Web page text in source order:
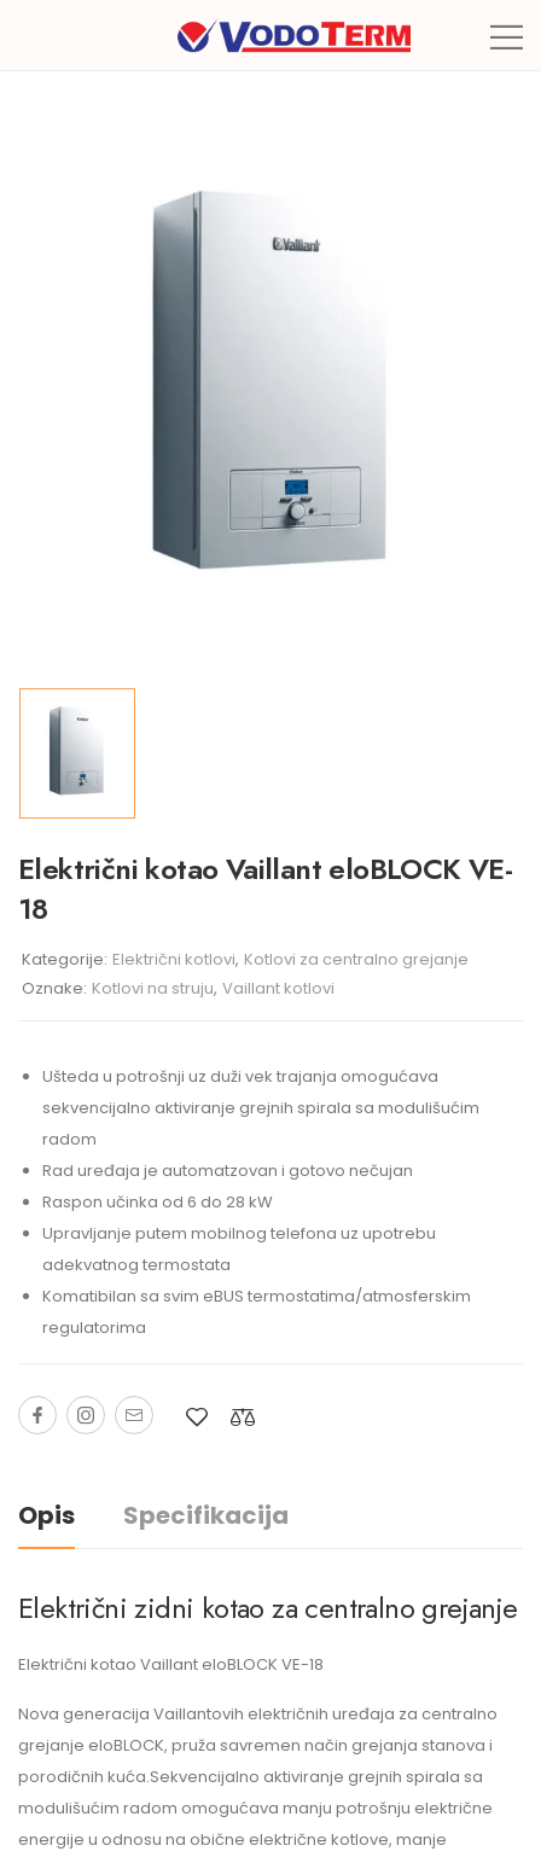
Električni kotao Vaillant eloBLOCK VE-
18
Kategorije: Električni kotlovi, Kotlovi za centralno grejanje
Oznake: Kotlovi na struju, Vaillant kotlovi
Ušteda u potrošnji uz duži vek trajanja omogućava
sekvencijalno aktiviranje grejnih spirala sa modulišućim
radom
Rad uređaja je automatzovan i gotovo nečujan
Raspon učinka od 6 do 28 kW
Upravljanje putem mobilnog telefona uz upotrebu
adekvatnog termostata
Komatibilan sa svim eBUS termostatima/atmosferskim
regulatorima
Opis Specifikacija
Električni zidni kotao za centralno grejanje
Električni kotao Vaillant eloBLOCK VE-18
Nova generacija Vaillantovih električnih uređaja za centralno
grejanje eloBLOCK, pruža savremen način grejanja stanova i
porodičnih kuća.Sekvencijalno aktiviranje grejnih spirala sa
modulišućim radom omogućava manju potrošnju električne
energije u odnosu na obične električne kotlove, manje